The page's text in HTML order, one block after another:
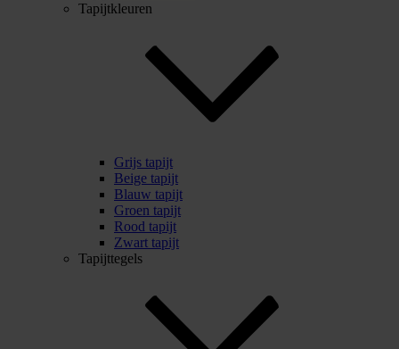
Tapijtkleuren
Grijs tapijt
Beige tapijt
Blauw tapijt
Groen tapijt
Rood tapijt
Zwart tapijt
Tapijttegels